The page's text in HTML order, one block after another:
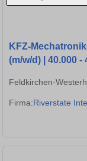
KFZ-
(m/w/d) | 40.000 -
Feldkirchen-
Firma:Riverstate